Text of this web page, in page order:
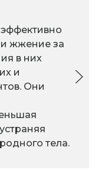
и жжение за
в них
и
Они
тела.